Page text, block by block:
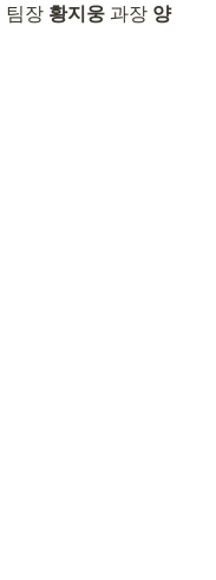
팀장 황지웅 과장 양